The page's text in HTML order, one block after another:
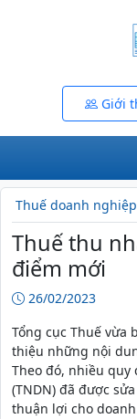
Giới
Thuế doanh nghiệp
Thuế thu
điểm mới
26/02/2023
Tổng cục Thuế vừa
thiệu những nội
Theo đó, nhiều
(TNDN) đã được
thuận lợi cho